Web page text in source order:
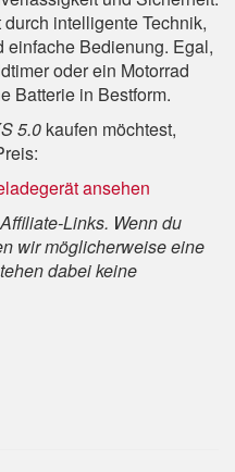
durch intelligente Technik,
einfache Bedienung. Egal,
oder ein Motorrad
Batterie in Bestform.
5.0 kaufen möchtest,
ansehen
Links. Wenn du
wir möglicherweise eine
dabei keine